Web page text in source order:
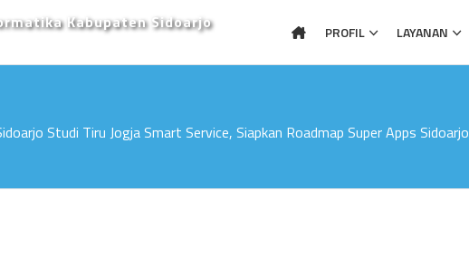
Kabupaten Sidoarjo
PROFIL LAYANAN
Studi Tiru Jogja Smart Service, Siapkan Roadmap Super Apps Sidoarjo